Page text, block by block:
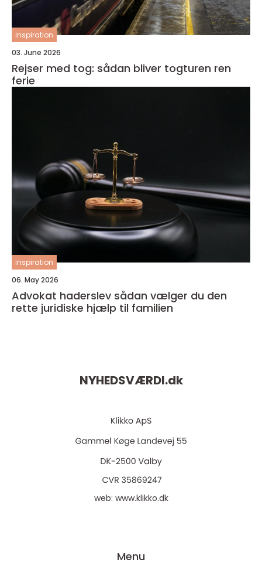
inspiration
03. June 2026
Rejser med tog: sådan bliver togturen ren
ferie
inspiration
06. May 2026
Advokat haderslev sådan vælger du den
rette juridiske hjælp til familien
NYHEDSVÆRDI.dk
web: www.klikko.dk
Menu